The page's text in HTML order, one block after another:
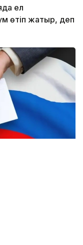
ел
өтіп жатыр, деп